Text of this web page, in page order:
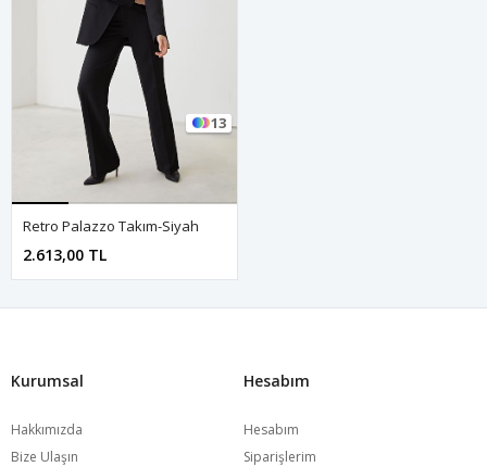
13
Retro Palazzo Takım-Siyah
2.613,00 TL
Kurumsal
Hakkımızda
Bize Ulaşın
Hesabım
Hesabım
Siparişlerim